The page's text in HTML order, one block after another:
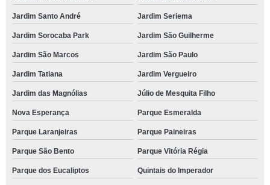
Jardim Santo André Jardim Seriema
Jardim Sorocaba Park Jardim São Guilherme
Jardim São Marcos Jardim São Paulo
Jardim Tatiana Jardim Vergueiro
Jardim das Magnólias Júlio de Mesquita Filho
Nova Esperança Parque Esmeralda
Parque Laranjeiras Parque Paineiras
Parque São Bento Parque Vitória Régia
Parque dos Eucaliptos Quintais do Imperador